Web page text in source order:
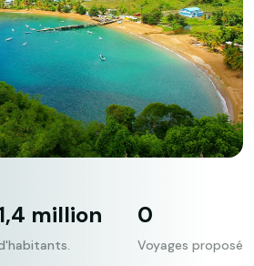
million 0
Voyages proposé